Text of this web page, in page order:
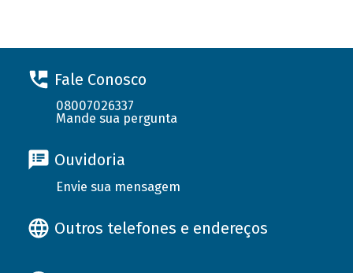
Fale Conosco
08007026337
Mande sua pergunta
Ouvidoria
Envie sua mensagem
Outros telefones e endereços